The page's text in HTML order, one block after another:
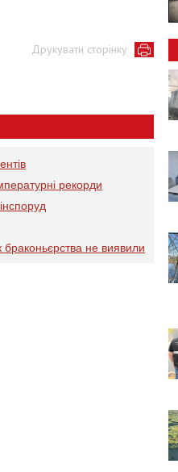
Друкувати сторінку
рекорди
не виявили